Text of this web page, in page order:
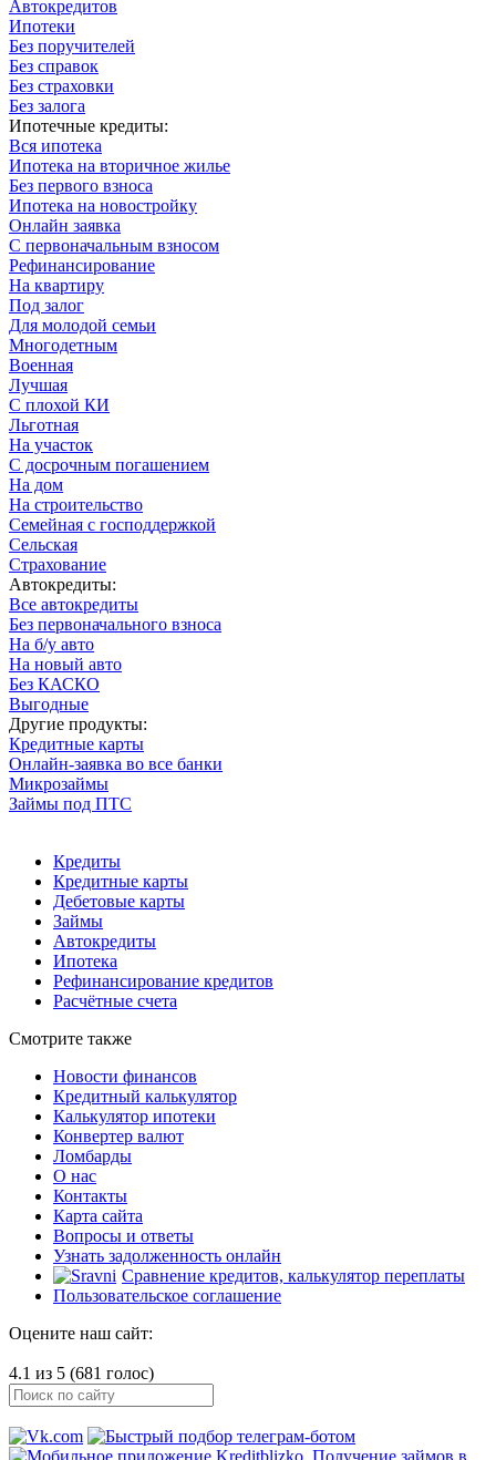
Автокредитов
Ипотеки
Без поручителей
Без справок
Без страховки
Без залога
Ипотечные кредиты:
Вся ипотека
Ипотека на вторичное жилье
Без первого взноса
Ипотека на новостройку
Онлайн заявка
С первоначальным взносом
Рефинансирование
На квартиру
Под залог
Для молодой семьи
Многодетным
Военная
Лучшая
С плохой КИ
Льготная
На участок
С досрочным погашением
На дом
На строительство
Семейная с господдержкой
Сельская
Страхование
Автокредиты:
Все автокредиты
Без первоначального взноса
На б/у авто
На новый авто
Без КАСКО
Выгодные
Другие продукты:
Кредитные карты
Онлайн-заявка во все банки
Микрозаймы
Займы под ПТС
Кредиты
Кредитные карты
Дебетовые карты
Займы
Автокредиты
Ипотека
Рефинансирование кредитов
Расчётные счета
Смотрите также
Новости финансов
Кредитный калькулятор
Калькулятор ипотеки
Конвертер валют
Ломбарды
О нас
Контакты
Карта сайта
Вопросы и ответы
Узнать задолженность онлайн
Сравнение кредитов, калькулятор переплаты
Пользовательское соглашение
Оцените наш сайт:
4.1 из 5 (681 голос)